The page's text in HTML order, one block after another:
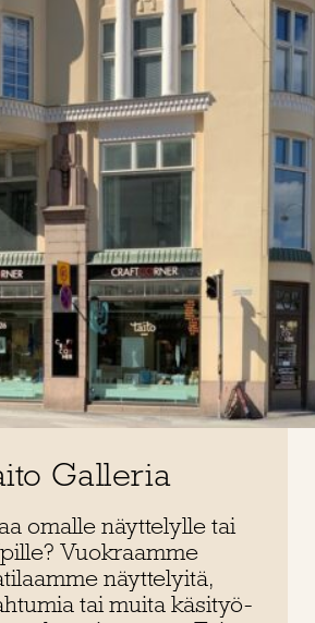
Galleria
omalle näyttelylle tai
Vuokraamme
näyttelyitä,
tai muita käsityö-